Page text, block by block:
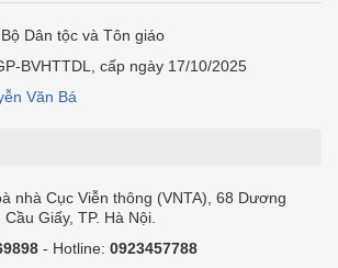
Dân tộc và Tôn giáo
BVHTTDL, cấp ngày 17/10/2025
Văn Bá
nhà Cục Viễn thông (VNTA), 68 Dương
Giấy, TP. Hà Nội.
- Hotline: 0923457788